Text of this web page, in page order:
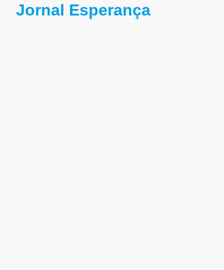
Jornal Esperança